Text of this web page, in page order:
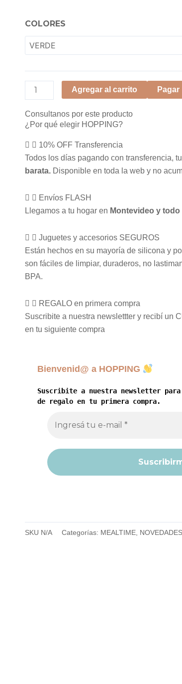
COLORES
MOLDE
PARA
MUFFINS
Agregar al carrito Pagar
Consultanos por este producto
¿Por qué elegir HOPPING?
10% OFF Transferencia
Todos los días pagando con transferencia,
barata. Disponible en toda la web y no
Envíos FLASH
Llegamos a tu hogar en Montevideo y
Juguetes y accesorios SEGUROS
Están hechos en su mayoría de silicona y
son fáciles de limpiar, duraderos, no
BPA.
REGALO en primera compra
Suscribite a nuestra newslettter y recibí un
en tu siguiente compra
Bienvenid@ a HOPPING
Suscribite a nuestra newsletter para
de regalo en tu primera compra.
SKU N/A Categorías: MEALTIME NOVEDADES